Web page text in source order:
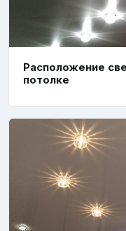
Расположение
потолке